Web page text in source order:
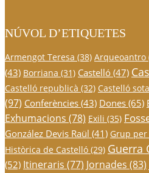
NÚVOL D’ETIQUETES
Armengot Teresa (38) Arqueoantro
(43) Borriana (31) Castelló (47)
Castelló republicà (32) Castelló
(97) Conferències (43) Dones(65)
Exhumacions (78) Exili (35)
González Devis Raül (41) Grup
Històrica de Castelló (29) Guerra
(52) Itineraris (77) Jornades (83)